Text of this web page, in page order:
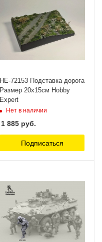
HE-72153 Подставка дорога
Размер 20х15см Hobby
Expert
Нет в наличии
1 885 руб.
Подписаться